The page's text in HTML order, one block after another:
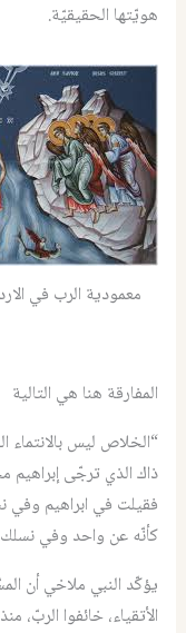
هويّتها الحقيقيّة.
معمودية الرب في
المفارقة هنا هي التالية
“الخلاص ليس بالانتماء
ذاك الذي ترجّى إبراهيم
فقيلت في ابراهيم وفي
كأنّه عن واحد وفي نسلك
يؤكّد النبي ملاخي أن
الأتقياء، خائفوا الربّ،